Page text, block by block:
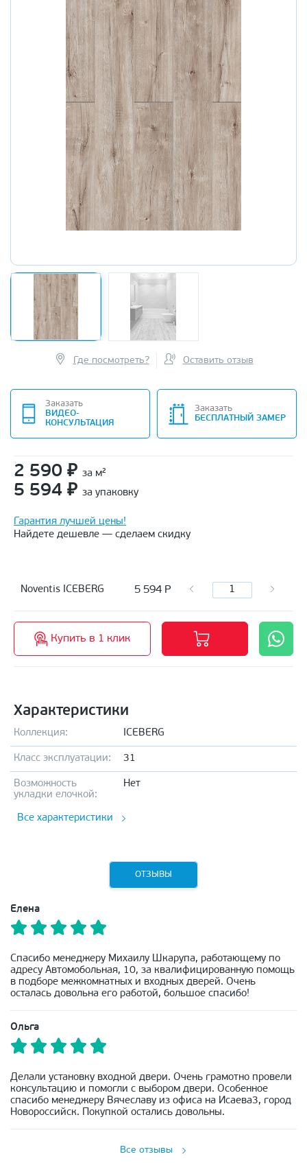
Где посмотреть? Оставить отзыв
Заказать
ВИДЕО-
КОНСУЛЬТАЦИЯ
Заказать
БЕСПЛАТНЫЙ ЗАМЕР
2 590 ₽ за м²
5 594 ₽ за упаковку
Гарантия лучшей цены!
Найдете дешевле — сделаем скидку
Noventis ICEBERG 5 594 Р
Купить в 1 клик
Характеристики
Коллекция: ICEBERG
Класс эксплуатации: 31
Возможность
укладки елочкой:
Нет
Все характеристики
ОТЗЫВЫ
Елена
Спасибо менеджеру Михаилу Шкарупа, работающему по
адресу Автомобольная, 10, за квалифицированную помощь
в подборе межкомнатных и входных дверей. Очень
осталась довольна его работой, большое спасибо!
Ольга
Делали установку входной двери. Очень грамотно провели
консультацию и помогли с выбором двери. Особенное
спасибо менеджеру Вячеславу из офиса на Исаева3, город
Новороссийск. Покупкой остались довольны.
Все отзывы